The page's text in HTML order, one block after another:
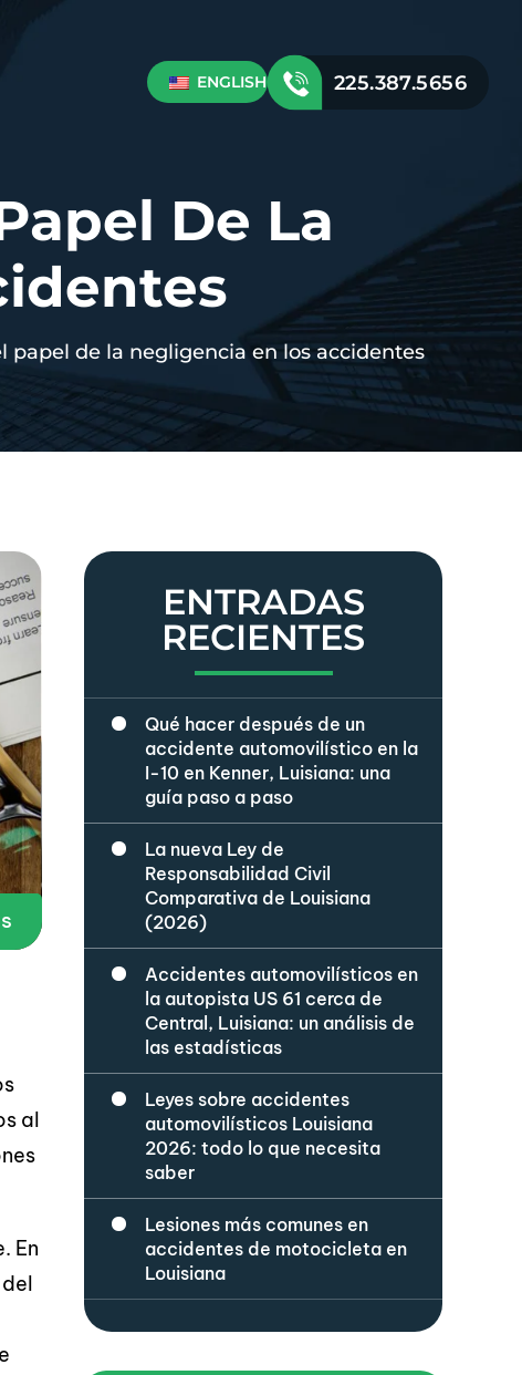
ENGLISH 225.387.5656
De La
papel de la negligencia en los accidentes
al
En
ENTRADAS
RECIENTES
Qué hacer después de un
accidente automovilístico en la
I-10 en Kenner, Luisiana: una
guía paso a paso
La nueva Ley de
Responsabilidad Civil
Comparativa de Louisiana
(2026)
Accidentes automovilísticos en
la autopista US 61 cerca de
Central, Luisiana: un análisis de
las estadísticas
Leyes sobre accidentes
automovilísticos Louisiana
2026: todo lo que necesita
saber
Lesiones más comunes en
accidentes de motocicleta en
Louisiana